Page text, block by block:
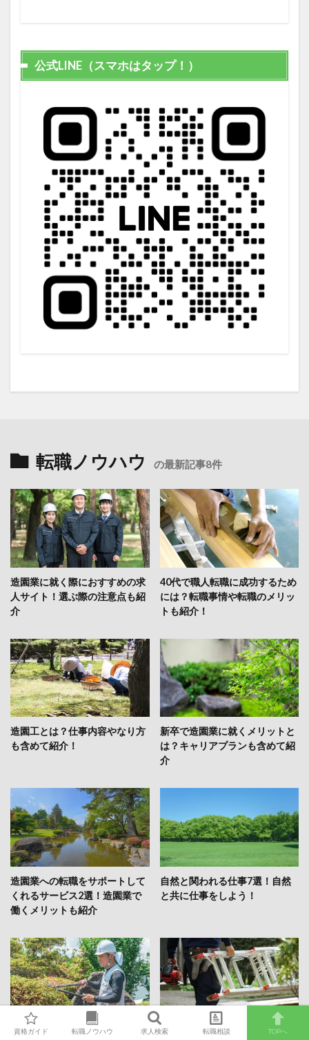
公式LINE（スマホはタップ！）
転職ノウハウ の最新記事8件
造園業に就く際におすすめの求
人サイト！選ぶ際の注意点も紹
介
40代で職人転職に成功するため
には？転職事情や転職のメリッ
トも紹介！
造園工とは？仕事内容やなり方
も含めて紹介！
新卒で造園業に就くメリットと
は？キャリアプランも含めて紹
介
造園業への転職をサポートして
くれるサービス2選！造園業で
働くメリットも紹介
自然と関われる仕事7選！自然
と共に仕事をしよう！
「造園業はやめとけ」と言われ
造園業未経験でも働きやすい業
資格ガイド 転職ノウハウ 求人検索 転職相談 TOPへ